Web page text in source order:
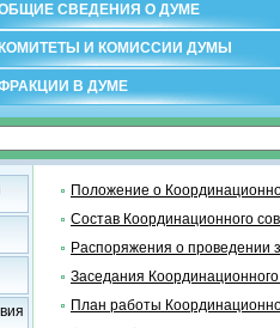
СВЕДЕНИЯ О ДУМЕ
КОМИТЕТЫ И КОМИССИИ ДУМЫ
В ДУМЕ
Положение о
Состав Координационного
Распоряжения о проведении
Заседания
План работы